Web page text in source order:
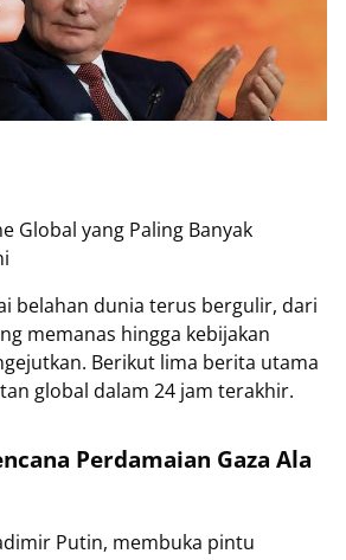
Global yang Paling Banyak
belahan dunia terus bergulir, dari
memanas hingga kebijakan
Berikut lima berita utama
global dalam 24 jam terakhir.
Perdamaian Gaza Ala
Putin, membuka pintu